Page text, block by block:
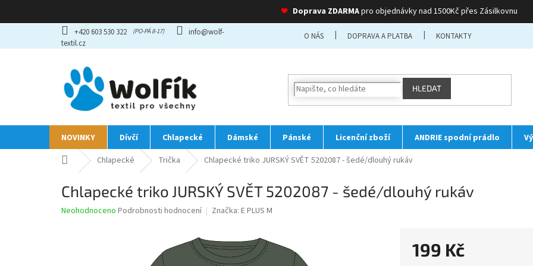
❤ Doprava ZDARMApro objednávky nad 1500Kč přes Zásilkovnu
obsah
+420 603 530 322
info@wolf-
textil.cz
O NÁS DOPRAVA A PLATBA KONTAKTY
HLEDAT
NOVINKY Dívčí Chlapecké Dámské Pánské Licenční zboží ANDRIE spodní prádlo
Domů Chlapecké Trička Chlapecké triko JURSKÝ SVĚT 5202087 - šedé/dlouhý rukáv
Chlapecké triko JURSKÝ SVĚT 5202087 - šedé/dlouhý rukáv
Průměrné
Neohodnoceno Podrobnosti hodnocení Značka: E PLUS M
199 Kč